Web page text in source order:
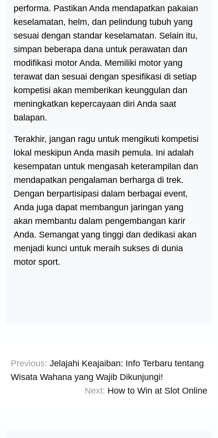
performa. Pastikan Anda mendapatkan pakaian
keselamatan, helm, dan pelindung tubuh yang
sesuai dengan standar keselamatan. Selain itu,
simpan beberapa dana untuk perawatan dan
modifikasi motor Anda. Memiliki motor yang
terawat dan sesuai dengan spesifikasi di setiap
kompetisi akan memberikan keunggulan dan
meningkatkan kepercayaan diri Anda saat
balapan.
Terakhir, jangan ragu untuk mengikuti kompetisi
lokal meskipun Anda masih pemula. Ini adalah
kesempatan untuk mengasah keterampilan dan
mendapatkan pengalaman berharga di trek.
Dengan berpartisipasi dalam berbagai event,
Anda juga dapat membangun jaringan yang
akan membantu dalam pengembangan karir
Anda. Semangat yang tinggi dan dedikasi akan
menjadi kunci untuk meraih sukses di dunia
motor sport.
navigation
Previous: Jelajahi Keajaiban: Info Terbaru tentang
Wisata Wahana yang Wajib Dikunjungi!
Next: How to Win at Slot Online